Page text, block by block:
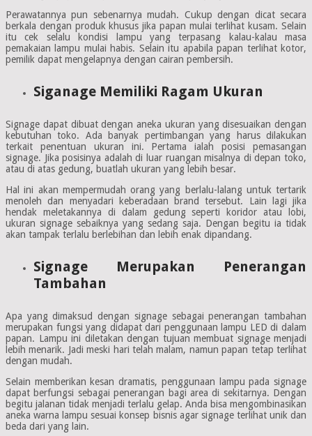
Perawatannya pun sebenarnya mudah. Cukup dengan dicat secara
berkala dengan produk khusus jika papan mulai terlihat kusam. Selain
itu cek selalu kondisi lampu yang terpasang kalau-kalau masa
pemakaian lampu mulai habis. Selain itu apabila papan terlihat kotor,
pemilik dapat mengelapnya dengan cairan pembersih.
Siganage Memiliki Ragam Ukuran
Signage dapat dibuat dengan aneka ukuran yang disesuaikan dengan
kebutuhan toko. Ada banyak pertimbangan yang harus dilakukan
terkait penentuan ukuran ini. Pertama ialah posisi pemasangan
signage. Jika posisinya adalah di luar ruangan misalnya di depan toko,
atau di atas gedung, buatlah ukuran yang lebih besar.
Hal ini akan mempermudah orang yang berlalu-lalang untuk tertarik
menoleh dan menyadari keberadaan brand tersebut. Lain lagi jika
hendak meletakannya di dalam gedung seperti koridor atau lobi,
ukuran signage sebaiknya yang sedang saja. Dengan begitu ia tidak
akan tampak terlalu berlebihan dan lebih enak dipandang.
Signage Merupakan Penerangan
Tambahan
Apa yang dimaksud dengan signage sebagai penerangan tambahan
merupakan fungsi yang didapat dari penggunaan lampu LED di dalam
papan. Lampu ini diletakan dengan tujuan membuat signage menjadi
lebih menarik. Jadi meski hari telah malam, namun papan tetap terlihat
dengan mudah.
Selain memberikan kesan dramatis, penggunaan lampu pada signage
dapat berfungsi sebagai penerangan bagi area di sekitarnya. Dengan
begitu jalanan tidak menjadi terlalu gelap. Anda bisa mengombinasikan
aneka warna lampu sesuai konsep bisnis agar signage terlihat unik dan
beda dari yang lain.